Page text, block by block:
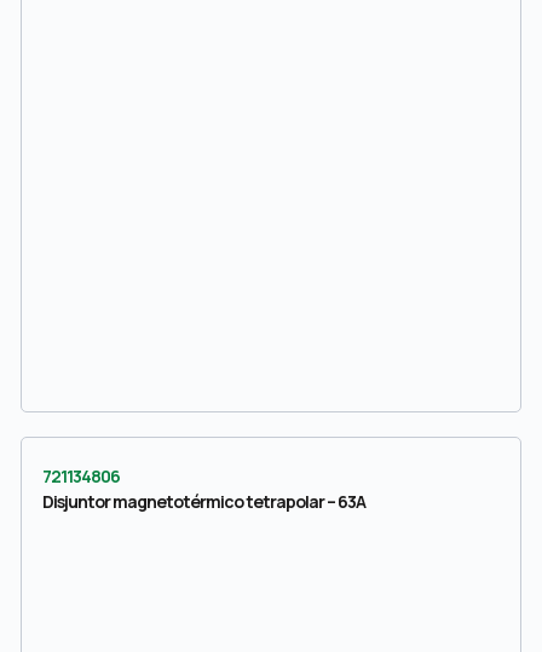
721134806
Disjuntor magnetotérmico tetrapolar – 63A